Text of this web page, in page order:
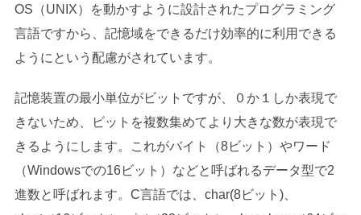
OS（UNIX）を動かすように設計されたプログラミング
言語ですから、記憶域をできるだけ効率的に利用できる
ようにという配慮がされています。
記憶装置の最小単位がビットですが、０か１しか表現で
きないため、ビットを複数集めてより大きな数が表現で
きるようにします。これがバイト（8ビット）やワード
（Windowsでの16ビット）などと呼ばれるデータ型で2
進数と呼ばれます。C言語では、char(8ビット)、